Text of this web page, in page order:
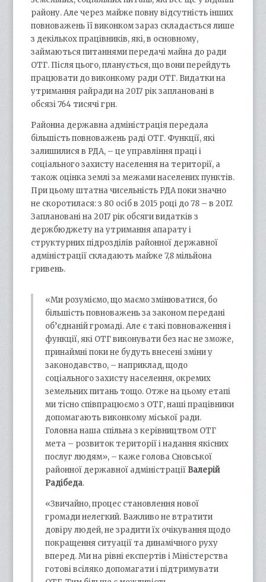
району. Але через майже повну відсутність інших
повноважень її виконком зараз складається лише
з декількох працівників, які, в основному,
займаються питаннями передачі майна до ради
ОТГ. Після цього, планується, що вони перейдуть
працювати до виконкому ради ОТГ. Видатки на
утримання райради на 2017 рік заплановані в
обсязі 764 тисячі грн.
Районна державна адміністрація передала
більшість повноважень раді ОТГ. Функції, які
залишилися в РДА, – це управління праці і
соціального захисту населення на території, а
також оцінка землі за межами населених пунктів.
При цьому штатна чисельність РДА поки значно
не скоротилася: з 80 осіб в 2015 році до 78 – в 2017.
Заплановані на 2017 рік обсяги видатків з
держбюджету на утримання апарату і
структурних підрозділів районної державної
адміністрації складають майже 7,8 мільйона
гривень.
«Ми розуміємо, що маємо змінюватися, бо
більшість повноважень за законом передані
об’єднаній громаді. Але є такі повноваження і
функції, які ОТГ виконувати без нас не зможе,
принаймні поки не будуть внесені зміни у
законодавство, – наприклад, щодо
соціального захисту населення, окремих
земельних питань тощо. Отже на цьому етапі
ми тісно співпрацюємо з ОТГ, наші працівники
допомагають виконкому міської ради.
Головна наша спільна з керівництвом ОТГ
мета – розвиток території і надання якісних
послуг людям», – каже голова Сновської
районної державної адміністрації Валерій
Радібеда.
«Звичайно, процес становлення нової
громади нелегкий. Важливо не втратити
довіру людей, не зрадити їх очікування щодо
покращення ситуації та динамічного руху
вперед. Ми на рівні експертів і Міністерства
готові всіляко допомагати і підтримувати